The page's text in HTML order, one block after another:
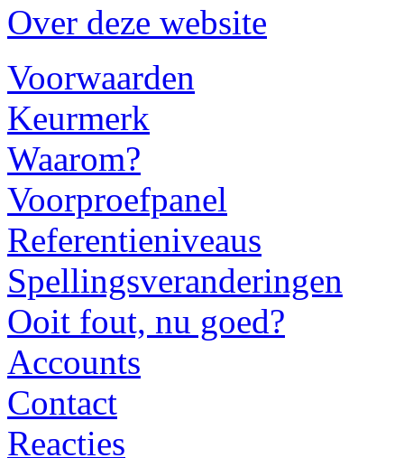
Over deze website
Voorwaarden
Keurmerk
Waarom?
Voorproefpanel
Referentieniveaus
Spellingsveranderingen
Ooit fout, nu goed?
Accounts
Contact
Reacties